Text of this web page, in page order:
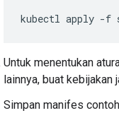
kubectl apply -f
Untuk menentukan
lainnya, buat kebijakan
Simpan manifes